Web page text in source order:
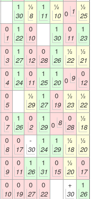
1
30
½
8
1
11
½
10 0 1
½
25
0
1
1
22
0
10
1
30
0
11
1
23
0
3
1
27
0
12
0
28
1
26
½
22
½
21
0
4
1
24
0
11
1
25
1
20 0 9
0
12
0
5
½
29
1
27
0
19
½
23
½
22
0
7
1
26
0
2
1
29 0 8
0
28
½
18
0
8
0
17
-
30
1
24
1
29
½
18
½
20
0
9
0
11
1
26
1
31
0
15
½
20
0
17
0
10
0
19
0
27
0
22
+
30
1
26